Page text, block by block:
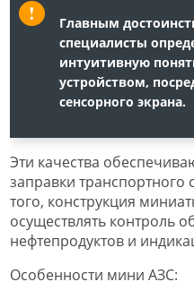
Главным
специалисты
интуитивную
устройством,
сенсорного экрана.
Эти качества
заправки транспортного
того, конструкция
осуществлять контроль
нефтепродуктов и
Особенности мини АЗС: